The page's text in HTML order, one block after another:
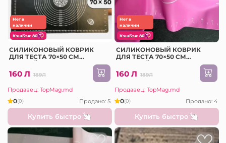
Нет в
наличии
КэшБэк: 80
СИЛИКОНОВЫЙ КОВРИК
ДЛЯ ТЕСТА 70×50 СМ
160 Л 189Л
Продавец: TopMag.md
0(0) Продано: 5
Купить быстро
Нет в
наличии
КэшБэк: 80
СИЛИКОНОВЫЙ КОВРИК
ДЛЯ ТЕСТА 70×50 СМ
160 Л 189Л
Продавец: TopMag.md
0(0) Продано: 4
Купить быстро